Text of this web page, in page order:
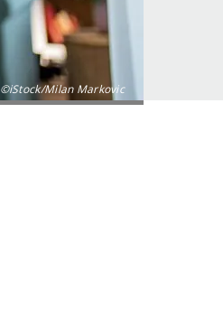
©iStock/Milan Markovic